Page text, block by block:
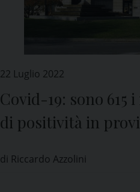
22 Luglio 2022
Covid-19: sono 615
di positività in
di Riccardo Azzolini